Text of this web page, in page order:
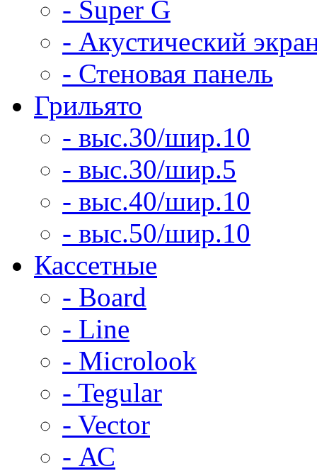
- Super G
- Акустический
- Стеновая панель
Грильято
- выс.30/шир.10
- выс.30/шир.5
- выс.40/шир.10
- выс.50/шир.10
Кассетные
- Board
- Line
- Microlook
- Tegular
- Vector
- АС